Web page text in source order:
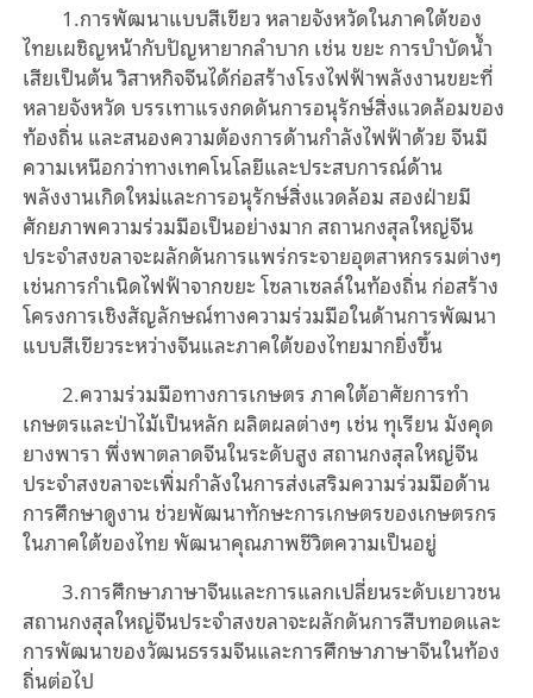
1.การพัฒนาแบบสีเขียว หลายจังหวัดในภาคใต้ของ
ไทยเผชิญหน้ากับปัญหายากลำบาก เช่น ขยะ การบำบัดน้ำ
เสียเป็นต้น วิสาหกิจจีนได้ก่อสร้างโรงไฟฟ้าพลังงานขยะที่
หลายจังหวัด บรรเทาแรงกดดันการอนุรักษ์สิ่งแวดล้อมของ
ท้องถิ่น และสนองความต้องการด้านกำลังไฟฟ้าด้วย จีนมี
ความเหนือกว่าทางเทคโนโลยีและประสบการณ์ด้าน
พลังงานเกิดใหม่และการอนุรักษ์สิ่งแวดล้อม สองฝ่ายมี
ศักยภาพความร่วมมือเป็นอย่างมาก สถานกงสุลใหญ่จีน
ประจำสงขลาจะผลักดันการแพร่กระจายอุตสาหกรรมต่างๆ
เช่นการกำเนิดไฟฟ้าจากขยะ โซลาเซลล์ในท้องถิ่น ก่อสร้าง
โครงการเชิงสัญลักษณ์ทางความร่วมมือในด้านการพัฒนา
แบบสีเขียวระหว่างจีนและภาคใต้ของไทยมากยิ่งขึ้น
2.ความร่วมมือทางการเกษตร ภาคใต้อาศัยการทำ
เกษตรและป่าไม้เป็นหลัก ผลิตผลต่างๆ เช่น ทุเรียน มังคุด
ยางพารา พึ่งพาตลาดจีนในระดับสูง สถานกงสุลใหญ่จีน
ประจำสงขลาจะเพิ่มกำลังในการส่งเสริมความร่วมมือด้าน
การศึกษาดูงาน ช่วยพัฒนาทักษะการเกษตรของเกษตรกร
ในภาคใต้ของไทย พัฒนาคุณภาพชีวิตความเป็นอยู่
3.การศึกษาภาษาจีนและการแลกเปลี่ยนระดับเยาวชน
สถานกงสุลใหญ่จีนประจำสงขลาจะผลักดันการสืบทอดและ
การพัฒนาของวัฒนธรรมจีนและการศึกษาภาษาจีนในท้อง
ถิ่นต่อไป